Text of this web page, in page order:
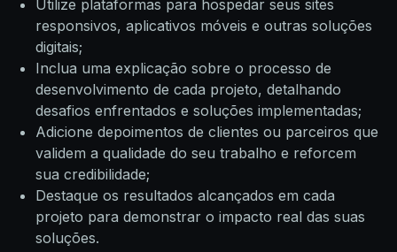
Utilize plataformas para hospedar seus sites
responsivos, aplicativos móveis e outras soluções
digitais;
Inclua uma explicação sobre o processo de
desenvolvimento de cada projeto, detalhando
desafios enfrentados e soluções implementadas;
Adicione depoimentos de clientes ou parceiros que
validem a qualidade do seu trabalho e reforcem
sua credibilidade;
Destaque os resultados alcançados em cada
projeto para demonstrar o impacto real das suas
soluções.